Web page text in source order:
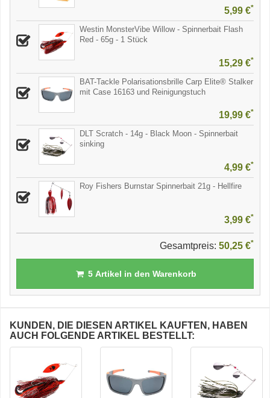
5,99 €*
Westin MonsterVibe Willow - Spinnerbait Flash
Red - 65g - 1 Stück
15,29 €*
BAT-Tackle Polarisationsbrille Carp Elite® Stalker
mit Case 16163 und Reinigungstuch
19,99 €*
DLT Scratch - 14g - Black Moon - Spinnerbait
sinking
4,99 €*
Roy Fishers Burnstar Spinnerbait 21g - Hellfire
3,99 €*
Gesamtpreis: 50,25 €*
5Artikel in den Warenkorb
KUNDEN, DIE DIESEN ARTIKEL KAUFTEN, HABEN
AUCH FOLGENDE ARTIKEL BESTELLT: